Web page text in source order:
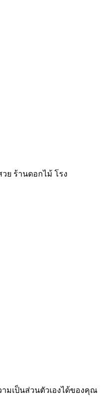
ย ร้านดอกไม้ โรง
มเป็นส่วนตัวเองได้ของคุณ